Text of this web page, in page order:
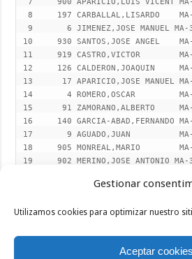
Gestionar
Utilizamos cookies para optimizar nuestro
Aceptar cookies